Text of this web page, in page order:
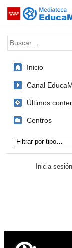
Saltar navegación
Palabra o frase:
Inicio
Canal
Últimos
Centros
Inicia